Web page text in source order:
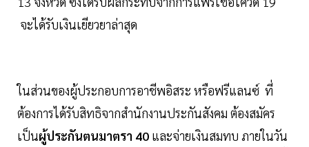
จะได้รับเงินเยียวยาล่าสุด
ในส่วนของผู้ประกอบการอาชีพอิสระ หรือฟรีแลนซ์ ที่
ต้องการได้รับสิทธิจากสำนักงานประกันสังคม ต้องสมัคร
เป็นผู้ประกันตนมาตรา 40 และจ่ายเงินสมทบ ภายในวัน